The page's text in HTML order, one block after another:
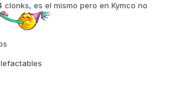
es el mismo pero en Kymco no